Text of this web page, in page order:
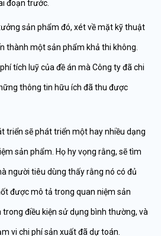
đoạn trước.
sản phẩm đó, xét về mặt kỹ thuật
thành một sản phẩm khả thi không.
tích luỹ của đề án mà Công ty đã chi
thông tin hữu ích đã thu được
triển sẽ phát triển một hay nhiều dạng
sản phẩm. Họ hy vọng rằng, sẽ tìm
người tiêu dùng thấy rằng nó có đủ
được mô tả trong quan niệm sản
điều kiện sử dụng bình thường, và
vi chi phí sản xuất đã dự toán.